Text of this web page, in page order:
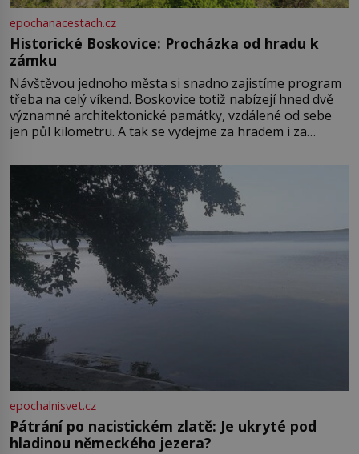
epochanacestach.cz
Historické Boskovice: Procházka od hradu k
zámku
Návštěvou jednoho města si snadno zajistíme program
třeba na celý víkend. Boskovice totiž nabízejí hned dvě
významné architektonické památky, vzdálené od sebe
jen půl kilometru. A tak se vydejme za hradem i za
Boskovice na okraji Drahanské vrchoviny vznikla někdy
ve13. století, a už v roce 1313 kronikáři zaznamenali
epochalnisvet.cz
Pátrání po nacistickém zlatě: Je ukryté pod
hladinou německého jezera?